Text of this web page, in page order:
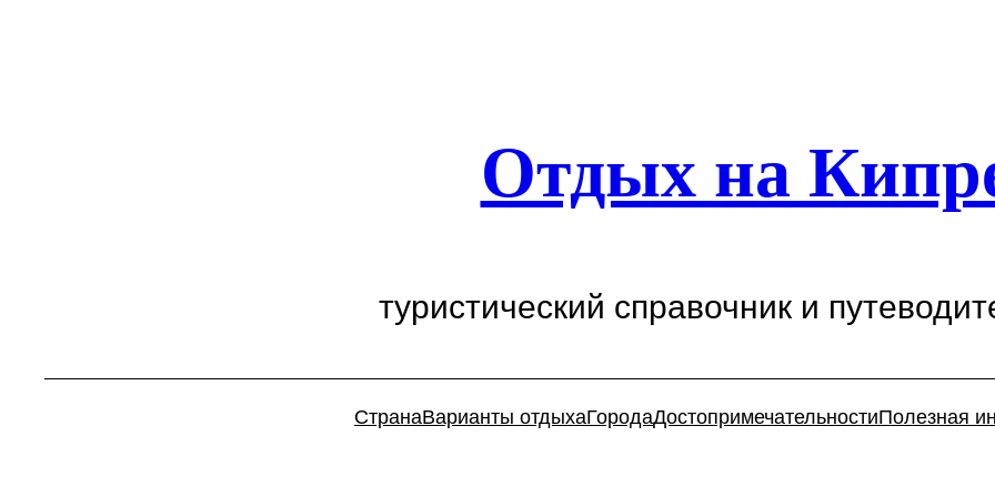
Отдых на
туристический справочник и
СтранаВарианты отдыхаГородаДостопримечательностиПолезная